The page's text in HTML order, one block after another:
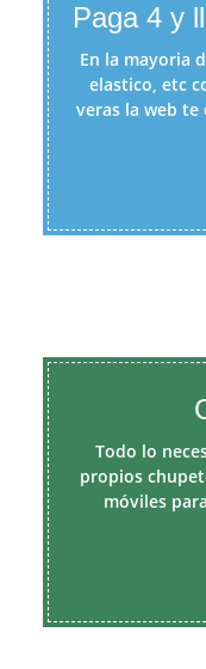
Paga 4 y
En la mayoria
elastico, etc
veras la web te
Todo lo
propios
móviles